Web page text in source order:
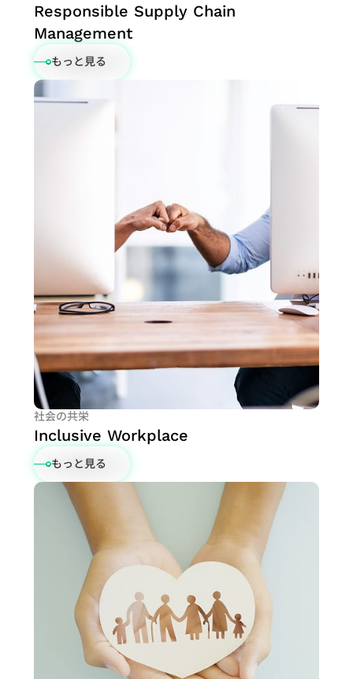
テ
ス
容
消
費
電
力
設
ソ
リ
ュ
ー
シ
ョ
ン
ッ
グ
プ
SoC
ンエ
ンジ
ニア
リン
質
お
び
信
性
サ
ー
ビ
ス
サプライチェー
ンマネジメント
（Supply
Management）
ド
IP
SoC
IP
リ
ケ
ー
シ
ー
ジ
け
ア
ケ
シ
ョ
ン
情
報
務
レ
ン
ー
方
針
リ
ス
ト
サ
ク
ッ
ョ
ン
プ
ラ
ン
業
ス
合
わ
せ
窓
ル
ダ
調
ア
ケ
ー
ト
ー
ト
Responsible Supply Chain
Management
もっと見る
社会の共栄
Inclusive Workplace
もっと見る